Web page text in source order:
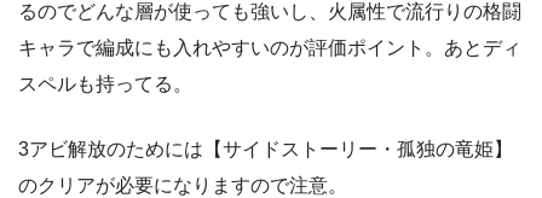
るのでどんな層が使っても強いし、火属性で流行りの格闘
キャラで編成にも入れやすいのが評価ポイント。あとディ
スペルも持ってる。
3アビ解放のためには【サイドストーリー・孤独の竜姫】
のクリアが必要になりますので注意。